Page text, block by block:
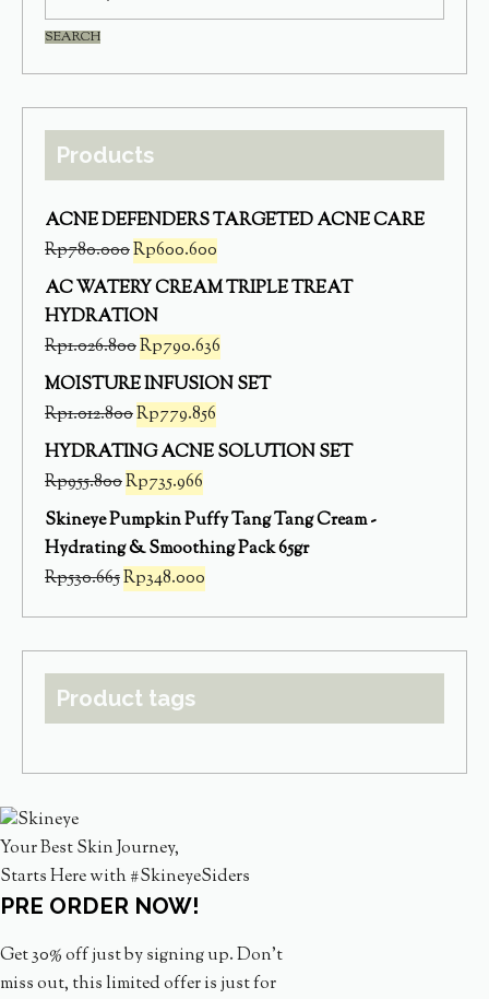
SEARCH
Products
ACNE DEFENDERS TARGETED ACNE CARE
Rp780.000Rp600.600
AC WATERY CREAM TRIPLE TREAT
HYDRATION
Rp1.026.800Rp790.636
MOISTURE INFUSION SET
Rp1.012.800Rp779.856
HYDRATING ACNE SOLUTION SET
Rp955.800Rp735.966
Skineye Pumpkin Puffy Tang Tang Cream -
Hydrating & Smoothing Pack 65gr
Rp530.665Rp348.000
Product tags
Your Best Skin Journey,
Starts Here with #SkineyeSiders
PRE ORDER NOW!
Get 30% off just by signing up. Don’t
miss out, this limited offer is just for